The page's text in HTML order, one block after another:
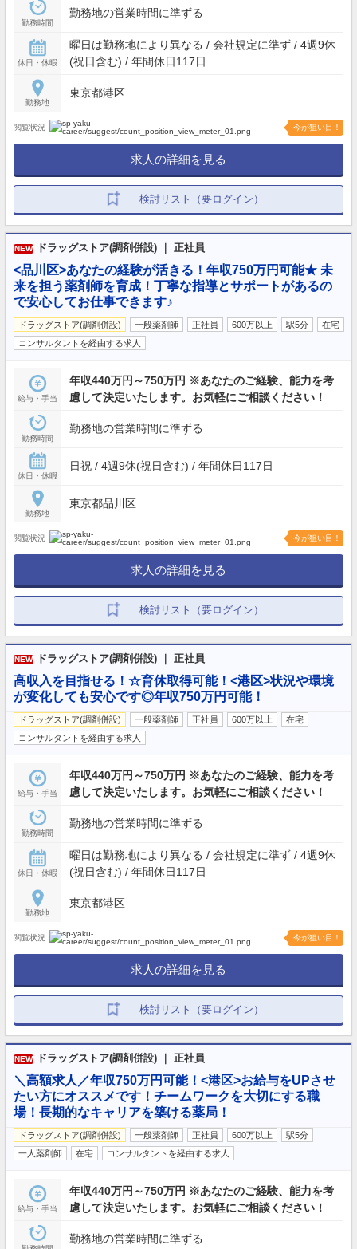
勤務時間
勤務地の営業時間に準ずる
休日・休暇
曜日は勤務地により異なる / 会社規定に準ず / 4週9休
(祝日含む) / 年間休日117日
勤務地
東京都港区
閲覧状況 今が狙い目！
求人の詳細を見る
検討リスト（要ログイン）
NEW ドラッグストア(調剤併設) ｜ 正社員
<品川区>あなたの経験が活きる！年収750万円可能★ 未
来を担う薬剤師を育成！丁寧な指導とサポートがあるの
で安心してお仕事できます♪
ドラッグストア(調剤併設) 一般薬剤師 正社員 600万以上 駅5分
在宅
コンサルタントを経由する求人
給与・手当
年収440万円～750万円 ※あなたのご経験、能力を考
慮して決定いたします。お気軽にご相談ください！
勤務時間
勤務地の営業時間に準ずる
休日・休暇
日祝 / 4週9休(祝日含む) / 年間休日117日
勤務地
東京都品川区
閲覧状況 今が狙い目！
求人の詳細を見る
検討リスト（要ログイン）
NEW ドラッグストア(調剤併設) ｜ 正社員
高収入を目指せる！☆育休取得可能！<港区>状況や環境
が変化しても安心です◎年収750万円可能！
ドラッグストア(調剤併設) 一般薬剤師 正社員 600万以上
在宅
コンサルタントを経由する求人
給与・手当
年収440万円～750万円 ※あなたのご経験、能力を考
慮して決定いたします。お気軽にご相談ください！
勤務時間
勤務地の営業時間に準ずる
休日・休暇
曜日は勤務地により異なる / 会社規定に準ず / 4週9休
(祝日含む) / 年間休日117日
勤務地
東京都港区
閲覧状況 今が狙い目！
求人の詳細を見る
検討リスト（要ログイン）
NEW ドラッグストア(調剤併設) ｜ 正社員
＼高額求人／年収750万円可能！<港区>お給与をUPさせ
たい方にオススメです！チームワークを大切にする職
場！長期的なキャリアを築ける薬局！
ドラッグストア(調剤併設) 一般薬剤師 正社員 600万以上
駅5分
一人薬剤師
在宅 コンサルタントを経由する求人
給与・手当
年収440万円～750万円 ※あなたのご経験、能力を考
慮して決定いたします。お気軽にご相談ください！
勤務地の営業時間に準ずる